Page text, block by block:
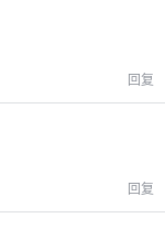
回复
回复